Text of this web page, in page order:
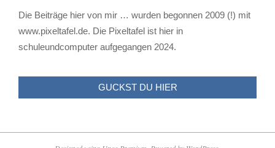
Die Beiträge hier von mir … wurden begonnen 2009 (!) mit
www.pixeltafel.de. Die Pixeltafel ist hier in
schuleundcomputer aufgegangen 2024.
GUCKST DU HIER